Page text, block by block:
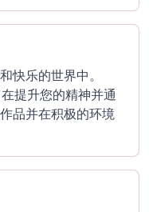
快乐的世界中。
提升您的精神并通
品并在积极的环境